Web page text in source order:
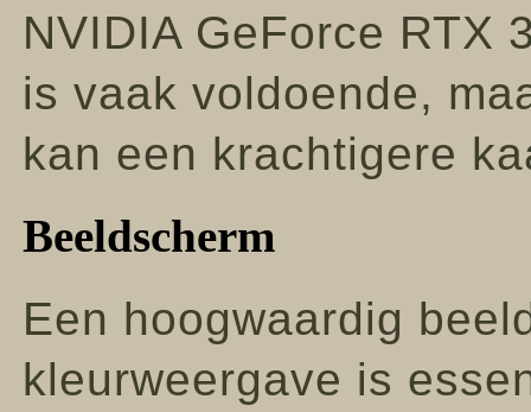
NVIDIA GeForce RTX
is vaak voldoende,
kan een krachtigere
Beeldscherm
Een hoogwaardig
kleurweergave is